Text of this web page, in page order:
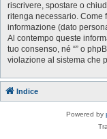
riscrivere, spostare o
ritenga necessario. Come
informazione (dato
Al contempo queste
tuo consenso, né “” o
violazione al sistema che
Indice
Powered by